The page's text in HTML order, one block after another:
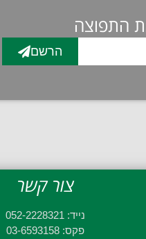
התפוצה
הרשם
צור קשר
נייד: 052-2228321
פקס: 03-6593158